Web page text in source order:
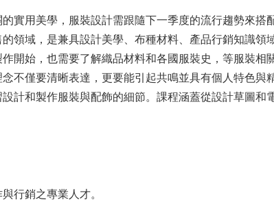
實用美學，服裝設計需跟隨下一季度的流行趨勢來搭
領域，是兼具設計美學、布種材料、產品行銷知識領域
開始，也需要了解織品材料和各國服裝史，等服裝
不僅要清晰表達，更要能引起共鳴並具有個人特色與
計和製作服裝與配飾的細節。課程涵蓋從設計草圖和
行銷之專業人才。